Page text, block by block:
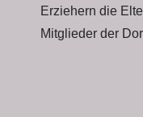
Erziehern die
Mitglieder der